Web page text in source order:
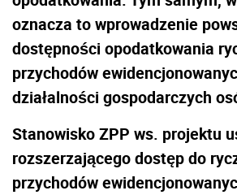
oznacza to wprowadzenie
dostępności opodatkowania
przychodów
działalności gospodarczych
Stanowisko ZPP ws. projektu
rozszerzającego dostęp do
przychodów